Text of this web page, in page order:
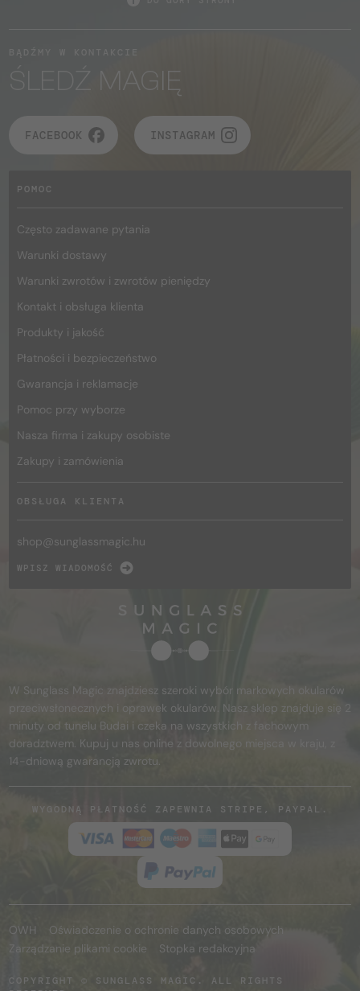
ŚLEDŹ MAGIĘ
FACEBOOK INSTAGRAM
POMOC
Często zadawane pytania
Warunki dostawy
Warunki zwrotów i zwrotów pieniędzy
Kontakt i obsługa klienta
Produkty i jakość
Płatności i bezpieczeństwo
Gwarancja i reklamacje
Pomoc przy wyborze
Nasza firma i zakupy osobiste
Zakupy i zamówienia
OBSŁUGA KLIENTA
shop@sunglassmagic.hu
WPISZ WIADOMOŚĆ
W Sunglass Magic znajdziesz szeroki wybór markowych okularów
przeciwsłonecznych i oprawek okularów. Nasz sklep znajduje się 2
minuty od tunelu Budai i czeka na wszystkich z fachowym
doradztwem. Kupuj u nas online z dowolnego miejsca w kraju, z
14-dniową gwarancją zwrotu.
WYGODNĄ PŁATNOŚĆ ZAPEWNIA STRIPE, PAYPAL.
OWH
Oświadczenie o ochronie danych osobowych
Zarządzanie plikami cookie
Stopka redakcyjna
COPYRIGHT © SUNGLASS MAGIC. ALL RIGHTS